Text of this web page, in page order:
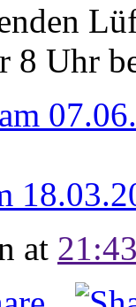
8 Uhr
at